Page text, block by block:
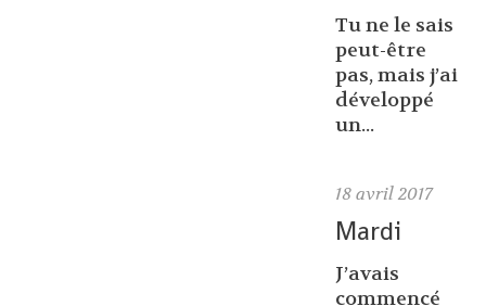
Tu ne le sais
peut-être
pas, mais j’ai
développé
un...
18 avril 2017
Mardi
J’avais
commencé